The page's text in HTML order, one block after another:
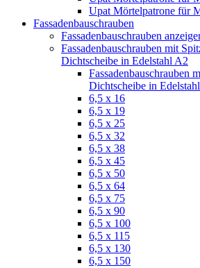
Upat Mörtelpatrone für
Fassadenbauschrauben
Fassadenbauschrauben
Fassadenbauschrauben mit
Dichtscheibe in Edelstahl A2
Fassadenbauschrauben
Dichtscheibe in
6,5 x 16
6,5 x 19
6,5 x 25
6,5 x 32
6,5 x 38
6,5 x 45
6,5 x 50
6,5 x 64
6,5 x 75
6,5 x 90
6,5 x 100
6,5 x 115
6,5 x 130
6,5 x 150